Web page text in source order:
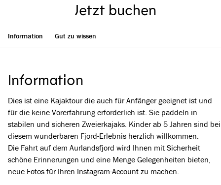
Jetzt buchen
Information Gut zu wissen
Information
Dies ist eine Kajaktour die auch für Anfänger geeignet ist und
für die keine Vorerfahrung erforderlich ist. Sie paddeln in
stabilen und sicheren Zweierkajaks. Kinder ab 5 Jahren sind bei
diesem wunderbaren Fjord-Erlebnis herzlich willkommen.
Die Fahrt auf dem Aurlandsfjord wird Ihnen mit Sicherheit
schöne Erinnerungen und eine Menge Gelegenheiten bieten,
neue Fotos für Ihren Instagram-Account zu machen.